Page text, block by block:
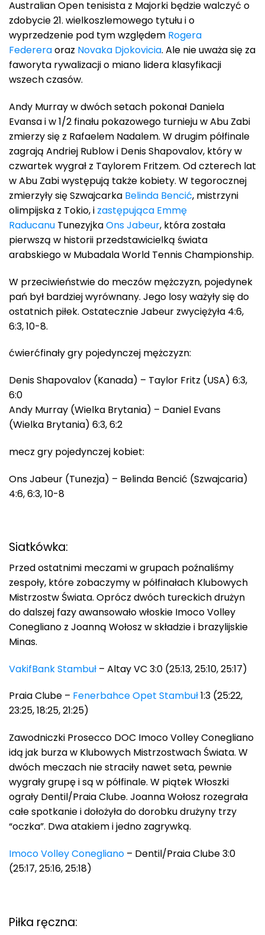
Australian Open tenisista z Majorki będzie walczyć o
zdobycie 21. wielkoszlemowego tytułu i o
wyprzedzenie pod tym względem Rogera
Federeraoraz Novaka Djokovicia. Ale nie uważa się za
faworyta rywalizacji o miano lidera klasyfikacji
wszech czasów.
Andy Murray w dwóch setach pokonał Daniela
Evansa i w 1/2 finału pokazowego turnieju w Abu Zabi
zmierzy się z Rafaelem Nadalem. W drugim półfinale
zagrają Andriej Rublow i Denis Shapovalov, który w
czwartek wygrał z Taylorem Fritzem. Od czterech lat
w Abu Zabi występują także kobiety. W tegorocznej
zmierzyły się Szwajcarka Belinda Bencić, mistrzyni
olimpijska z Tokio, i zastępująca Emmę
Raducanu TunezyjkaOns Jabeur, która została
pierwszą w historii przedstawicielką świata
arabskiego w Mubadala World Tennis Championship.
W przeciwieństwie do meczów mężczyzn, pojedynek
pań był bardziej wyrównany. Jego losy ważyły się do
ostatnich piłek. Ostatecznie Jabeur zwyciężyła 4:6,
6:3, 10-8.
ćwierćfinały gry pojedynczej mężczyzn:
Denis Shapovalov (Kanada) – Taylor Fritz (USA) 6:3,
6:0
Andy Murray (Wielka Brytania) – Daniel Evans
(Wielka Brytania) 6:3, 6:2
mecz gry pojedynczej kobiet:
Ons Jabeur (Tunezja) – Belinda Bencić (Szwajcaria)
4:6, 6:3, 10-8
Siatkówka:
Przed ostatnimi meczami w grupach poźnaliśmy
zespoły, które zobaczymy w półfinałach Klubowych
Mistrzostw Świata. Oprócz dwóch tureckich drużyn
do dalszej fazy awansowało włoskie Imoco Volley
Conegliano z Joanną Wołosz w składzie i brazylijskie
Minas.
VakifBank Stambuł – Altay VC 3:0 (25:13, 25:10, 25:17)
Praia Clube – Fenerbahce Opet Stambuł1:3 (25:22,
23:25, 18:25, 21:25)
Zawodniczki Prosecco DOC Imoco Volley Conegliano
idą jak burza w Klubowych Mistrzostwach Świata. W
dwóch meczach nie straciły nawet seta, pewnie
wygrały grupę i są w półfinale. W piątek Włoszki
ograły Dentil/Praia Clube. Joanna Wołosz rozegrała
całe spotkanie i dołożyła do dorobku drużyny trzy
“oczka”. Dwa atakiem i jedno zagrywką.
Imoco Volley Conegliano – Dentil/Praia Clube 3:0
(25:17, 25:16, 25:18)
Piłka ręczna: